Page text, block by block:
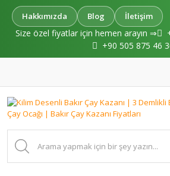
Hakkımızda Blog İletişim
Size özel fiyatlar için hemen arayın ⇒
+90 505 875 46